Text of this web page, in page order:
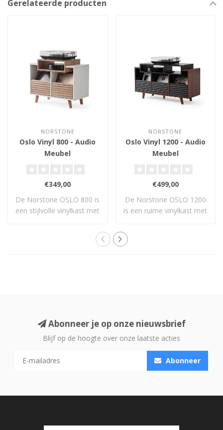
Gerelateerde producten
NORSTONE
Oslo Vinyl 800 - Audio
Meubel
€349,00
De Norstone OSLO 800 is
een stijlvolle vinylkast met
NORSTONE
Oslo Vinyl 1200 - Audio
Meubel
€499,00
De Norstone OSLO 1200
is een ruime vinylkast met
Abonneer je op onze nieuwsbrief
Blijf op de hoogte over onze laatste acties
Abonneer